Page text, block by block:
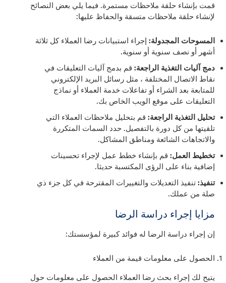
قمت بإنشاء حلقة ملاحظات مستمرة. فيما يلي بعض النصائح
لإنشاء حلقة ملاحظات متسقة والحفاظ عليها:
المسوحات المجدولة: إجراء استبيانات رضا العملاء كل ثلاثة
أشهر أو نصف سنوية أو سنوية.
دمج آليات التغذية الراجعة: قم بدمج آليات التعليقات في
نقاط الاتصال المختلفة ، مثل رسائل البريد الإلكتروني
للمتابعة بعد الشراء أو تفاعلات خدمة العملاء أو نماذج
التعليقات على موقع الويب الخاص بك.
تحليل التغذية الراجعة: قم بتحليل ملاحظات العملاء التي
تلقيتها من كل دورة بالتفصيل. حدد السمات المتكررة
والاتجاهات الشائعة ومناطق المشاكل.
تخطيط العمل: قم بإنشاء خطط عمل لإجراء تحسينات
إضافية بناء على الرؤى المكتسبة حديثا.
تنفيذ: تنفيذ التعديلات والتغييرات المقترحة في كل جزء ذي
صلة من عملك.
مزايا إجراء دراسة الرضا
إن إجراء دراسة الرضا له فوائد كبيرة لمؤسستك:
الحصول على معلومات قيمة من العملاء
يتيح لك إجراء بحث رضا العملاء الحصول على معلومات حول